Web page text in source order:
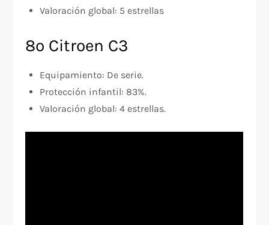
Valoración global: 5 estrellas
8º Citroen C3
Equipamiento: De serie.
Protección infantil: 83%.
Valoración global: 4 estrellas.